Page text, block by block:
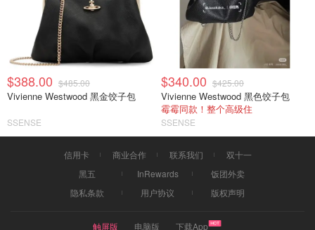
$388.00 $485.00
Vivienne Westwood 黑金饺子包
SSENSE
$340.00 $425.00
Vivienne Westwood 黑色饺子包
霉霉同款！整个高级住
SSENSE
信用卡 商业合作 联系我们
双十一
黑五
InRewards
饭团外卖
隐私条款
用户协议 版权声明
触屏版 电脑版 下载App